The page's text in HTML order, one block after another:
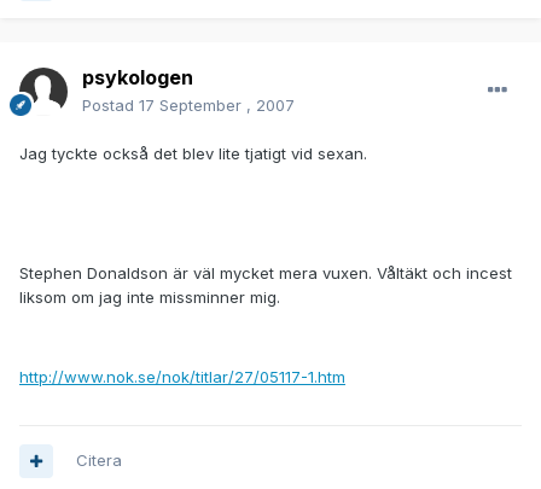
psykologen
Postad 17 September , 2007
Jag tyckte också det blev lite tjatigt vid sexan.
Stephen Donaldson är väl mycket mera vuxen. Våltäkt och incest
liksom om jag inte missminner mig.
http://www.nok.se/nok/titlar/27/05117-1.htm
Citera